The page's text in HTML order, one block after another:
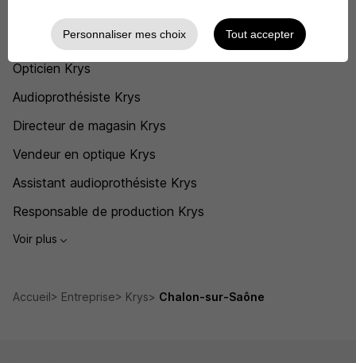
Postuler chez Krys par Métier
Opticien Krys
Audioprothésiste Krys
Directeur de magasin Krys
Vendeur en optique Krys
Assistant audioprothésiste Krys
Responsable de production Krys
Voir plus
Accueil Entreprise Krys Chalon-sur-Saône
Personnaliser mes choix Tout accepter